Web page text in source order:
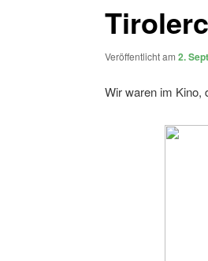
Veröffentlicht am 2.
Wir waren im Kino,